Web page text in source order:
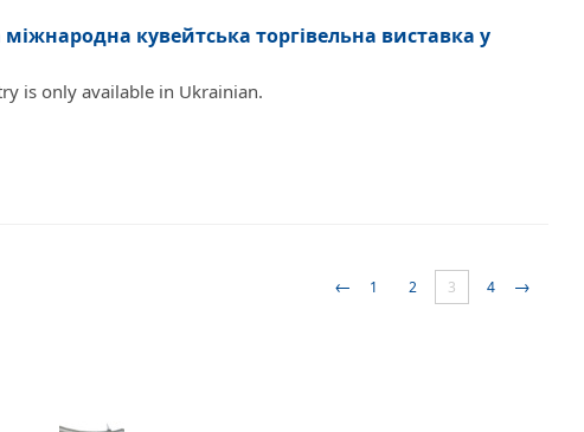
міжнародна кувейтська торгівельна виставка у
is only available in Ukrainian.
← 1 2 3 4 →